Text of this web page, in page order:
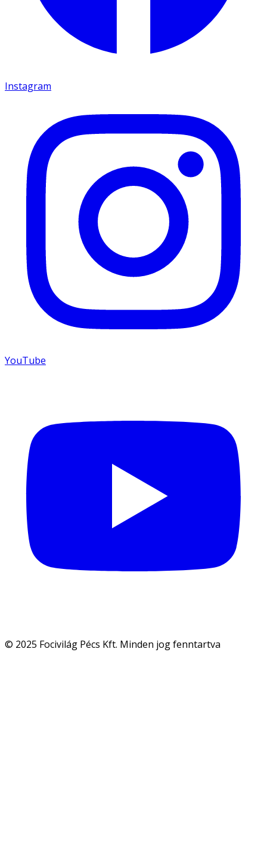
Instagram
YouTube
© 2025 Focivilág Pécs Kft. Minden jog fenntartva